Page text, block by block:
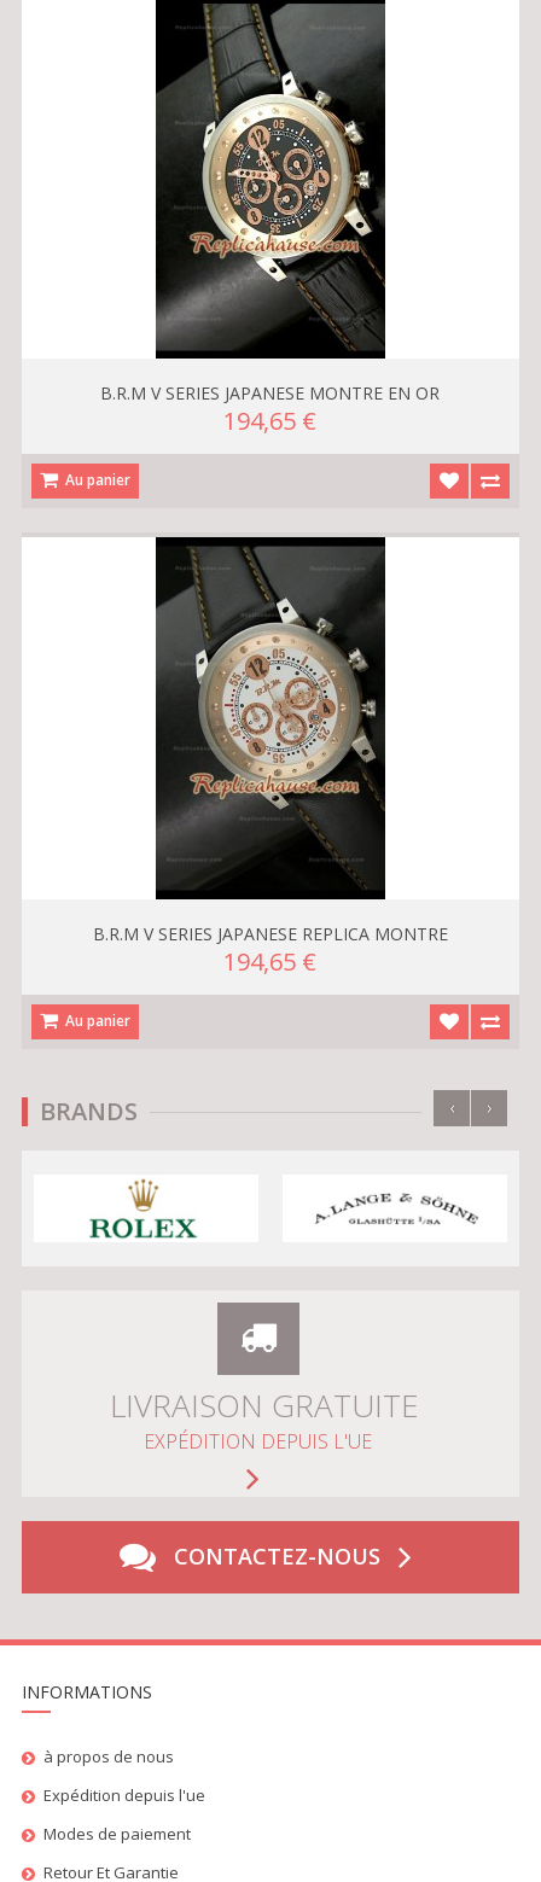
B.R.M V SERIES JAPANESE MONTRE EN OR
194,65 €
Au panier
B.R.M V SERIES JAPANESE REPLICA MONTRE
194,65 €
Au panier
BRANDS ‹ ›
LIVRAISON GRATUITE
EXPÉDITION DEPUIS L'UE
CONTACTEZ-NOUS
INFORMATIONS
à propos de nous
Expédition depuis l'ue
Modes de paiement
Retour Et Garantie